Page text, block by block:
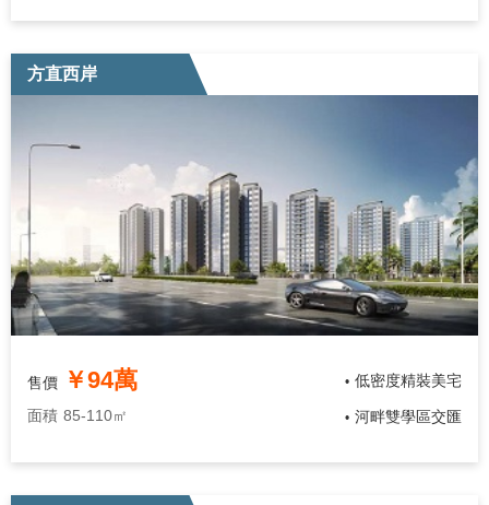
方直西岸
售價 ￥94萬
面積 85-110㎡
• 低密度精裝美宅
• 河畔雙學區交匯